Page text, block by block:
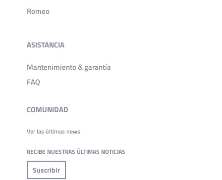
Romeo
ASISTANCIA
Mantenimiento & garantía
FAQ
COMUNIDAD
Ver las últimas news
RECIBE NUESTRAS ÚLTIMAS NOTICIAS
Suscribir